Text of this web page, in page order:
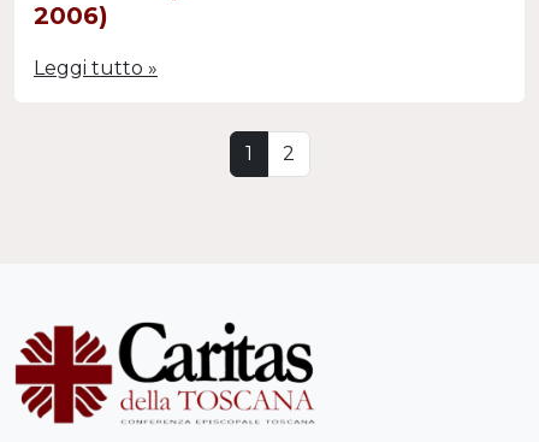
2006)
Leggi tutto »
Current Page
1 Page
2